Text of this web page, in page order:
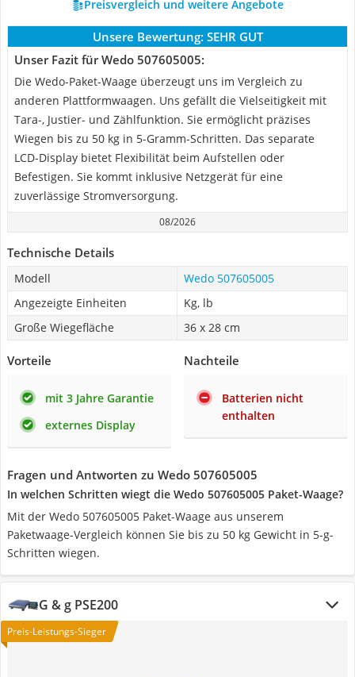
Preisvergleich und weitere Angebote
Unsere Bewertung: SEHR GUT
Unser Fazit für Wedo 507605005:
Die Wedo-Paket-Waage überzeugt uns im Vergleich zu
anderen Plattformwaagen. Uns gefällt die Vielseitigkeit mit
Tara-, Justier- und Zählfunktion. Sie ermöglicht präzises
Wiegen bis zu 50 kg in 5-Gramm-Schritten. Das separate
LCD-Display bietet Flexibilität beim Aufstellen oder
Befestigen. Sie kommt inklusive Netzgerät für eine
zuverlässige Stromversorgung.
08/2026
Technische Details
Modell
Wedo 507605005
Angezeigte Einheiten
Kg, lb
Große Wiegefläche
36 x 28 cm
Vorteile
mit 3 Jahre Garantie
externes Display
Nachteile
Batterien nicht
enthalten
Fragen und Antworten zu Wedo 507605005
In welchen Schritten wiegt die Wedo 507605005 Paket-Waage?
Mit der Wedo 507605005 Paket-Waage aus unserem
Paketwaage-Vergleich können Sie bis zu 50 kg Gewicht in 5-g-
Schritten wiegen.
G & g PSE200
Preis-Leistungs-Sieger